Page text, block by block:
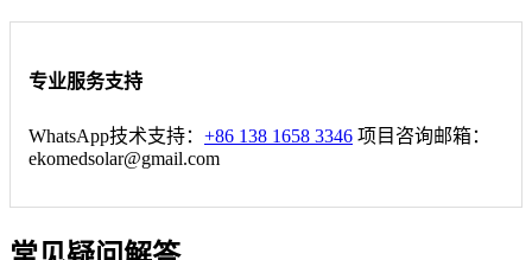
专业服务支持
WhatsApp技术支持： +86 138 1658 3346 项目咨询邮箱：
ekomedsolar@gmail.com